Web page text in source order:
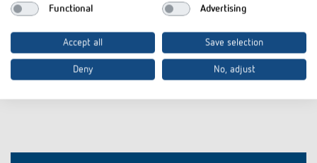
Functional Advertising
Accept all Save selection
Deny No, adjust